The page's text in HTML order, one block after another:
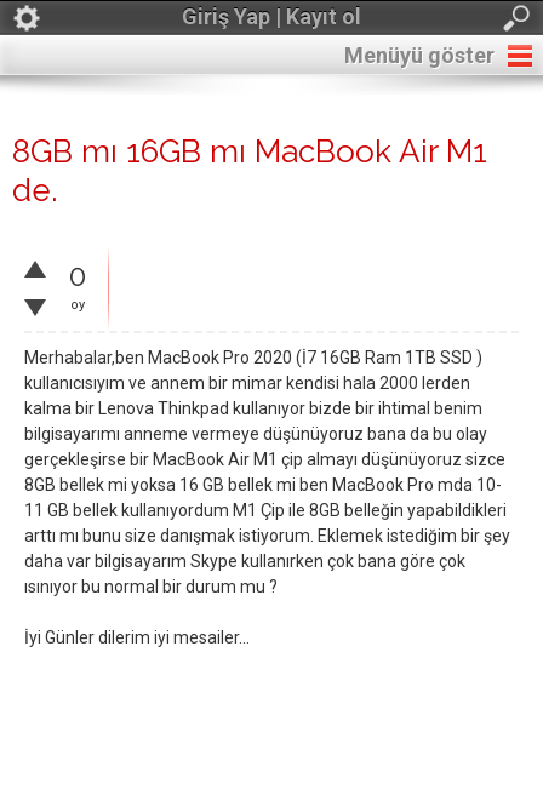
Giriş Yap | Kayıt ol
Menüyü göster
8GB mı 16GB mı MacBook Air M1
de.
0
oy
Merhabalar,ben MacBook Pro 2020 (İ7 16GB Ram 1TB SSD )
kullanıcısıyım ve annem bir mimar kendisi hala 2000 lerden
kalma bir Lenova Thinkpad kullanıyor bizde bir ihtimal benim
bilgisayarımı anneme vermeye düşünüyoruz bana da bu olay
gerçekleşirse bir MacBook Air M1 çip almayı düşünüyoruz sizce
8GB bellek mi yoksa 16 GB bellek mi ben MacBook Pro mda 10-
11 GB bellek kullanıyordum M1 Çip ile 8GB belleğin yapabildikleri
arttı mı bunu size danışmak istiyorum. Eklemek istediğim bir şey
daha var bilgisayarım Skype kullanırken çok bana göre çok
ısınıyor bu normal bir durum mu ?
İyi Günler dilerim iyi mesailer...